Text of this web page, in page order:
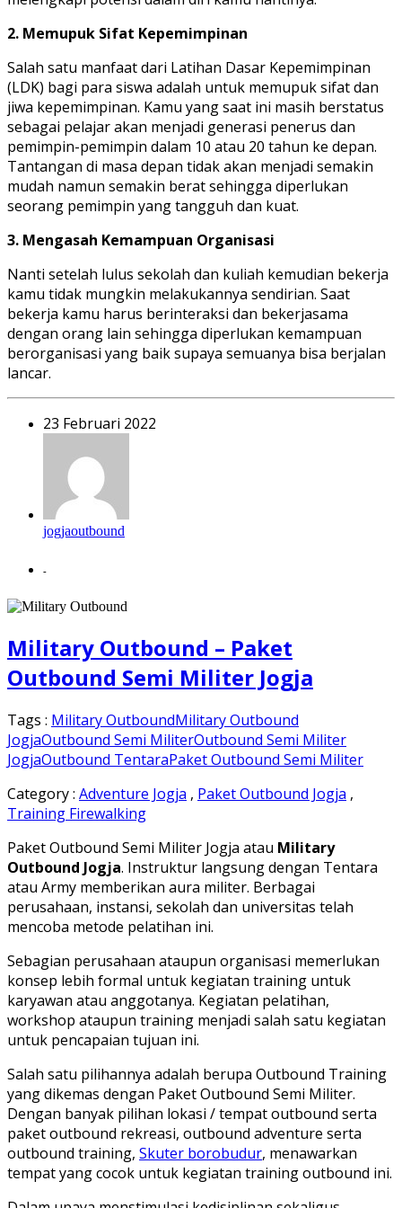
2. Memupuk Sifat Kepemimpinan
Salah satu manfaat dari Latihan Dasar Kepemimpinan
(LDK) bagi para siswa adalah untuk memupuk sifat dan
jiwa kepemimpinan. Kamu yang saat ini masih berstatus
sebagai pelajar akan menjadi generasi penerus dan
pemimpin-pemimpin dalam 10 atau 20 tahun ke depan.
Tantangan di masa depan tidak akan menjadi semakin
mudah namun semakin berat sehingga diperlukan
seorang pemimpin yang tangguh dan kuat.
3. Mengasah Kemampuan Organisasi
Nanti setelah lulus sekolah dan kuliah kemudian bekerja
kamu tidak mungkin melakukannya sendirian. Saat
bekerja kamu harus berinteraksi dan bekerjasama
dengan orang lain sehingga diperlukan kemampuan
berorganisasi yang baik supaya semuanya bisa berjalan
lancar.
23 Februari 2022
jogjaoutbound
-
Military Outbound – Paket
Outbound Semi Militer Jogja
Tags : Military OutboundMilitary Outbound
JogjaOutbound Semi MiliterOutbound Semi Militer
JogjaOutbound TentaraPaket Outbound Semi Militer
Category : Adventure Jogja , Paket Outbound Jogja ,
Training Firewalking
Paket Outbound Semi Militer Jogja atau Military
Outbound Jogja. Instruktur langsung dengan Tentara
atau Army memberikan aura militer. Berbagai
perusahaan, instansi, sekolah dan universitas telah
mencoba metode pelatihan ini.
Sebagian perusahaan ataupun organisasi memerlukan
konsep lebih formal untuk kegiatan training untuk
karyawan atau anggotanya. Kegiatan pelatihan,
workshop ataupun training menjadi salah satu kegiatan
untuk pencapaian tujuan ini.
Salah satu pilihannya adalah berupa Outbound Training
yang dikemas dengan Paket Outbound Semi Militer.
Dengan banyak pilihan lokasi / tempat outbound serta
paket outbound rekreasi, outbound adventure serta
outbound training, Skuter borobudur, menawarkan
tempat yang cocok untuk kegiatan training outbound ini.